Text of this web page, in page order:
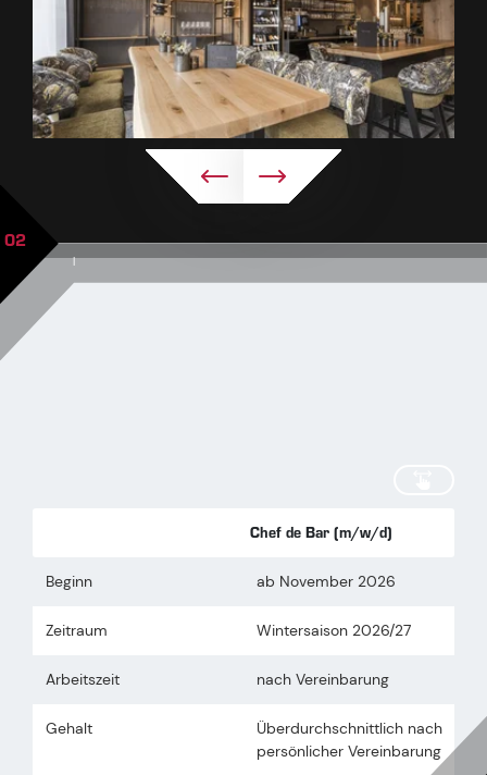
|
02
Chef de Bar (m/w/d)
Beginn ab November 2026
Zeitraum Wintersaison 2026/27
Arbeitszeit nach Vereinbarung
Gehalt
Überdurchschnittlich nach
persönlicher Vereinbarung